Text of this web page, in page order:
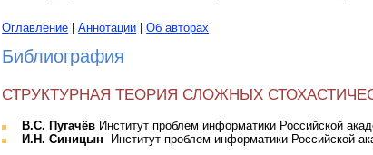
Оглавление |Аннотации |Об авторах
Библиография
СТРУКТУРНАЯ ТЕОРИЯ СЛОЖНЫХ
В.С. Пугачёв Институт проблем информатики Российской
И.Н. Синицын
Институт проблем информатики Российской